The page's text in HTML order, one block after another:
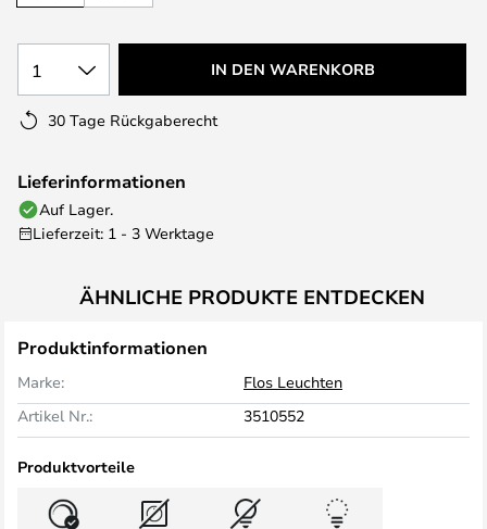
1 IN DEN WARENKORB
30 Tage Rückgaberecht
Lieferinformationen
Auf Lager.
Lieferzeit: 1 - 3 Werktage
ÄHNLICHE PRODUKTE ENTDECKEN
Produktinformationen
Marke:
Flos Leuchten
Artikel Nr.:
3510552
Produktvorteile